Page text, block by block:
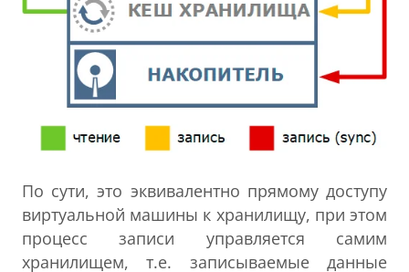
По сути, это эквивалентно прямому доступу
виртуальной машины к хранилищу, при этом
процесс записи управляется самим
хранилищем, т.е. записываемые данные